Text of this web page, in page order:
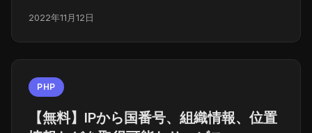
2022年11月12日
PHP
【無料】IPから国番号、組織情報、位置